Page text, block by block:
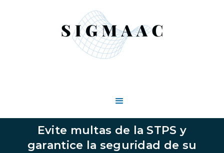
Evite multas de la STPS y
garantice la seguridad de su